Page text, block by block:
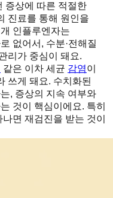
증상에 따른 적절한
진료를 통해 원인을
인플루엔자는
없어서, 수분·전해질
리가 중심이 돼요.
같은 이차 세균 감염이
쓰게 돼요. 수치화된
, 증상의 지속 여부와
것이 핵심이에요. 특히
면 재검진을 받는 것이